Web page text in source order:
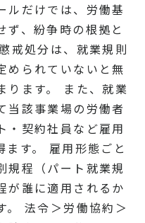
ルだけでは、労働基
ず、紛争時の根拠と
戒処分は、就業規則
められていないと無
ります。 また、就業
当該事業場の労働者
・契約社員など雇用
す。 雇用形態ごと
規程（パート就業規
が誰に適用されるか
。 法令＞労働協約＞